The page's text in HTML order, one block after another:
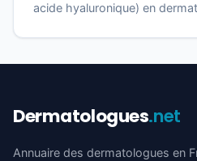
acide hyaluronique) en
Dermatologues.net
Annuaire des dermatologues en